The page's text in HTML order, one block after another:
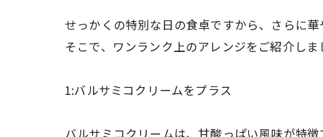
せっかくの特別な日の食卓ですから、さらに華
そこで、ワンランク上のアレンジをご紹介しま
1:バルサミコクリームをプラス
バルサミコクリームは、甘酸っぱい風味が特